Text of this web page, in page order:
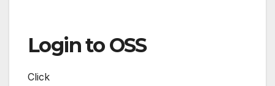
Login to OSS
Click